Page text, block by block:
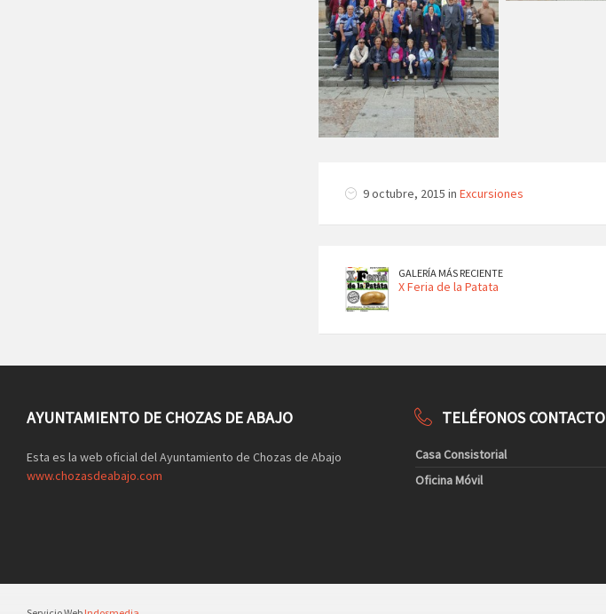
9 octubre, 2015 in Excursiones
GALERÍA MÁS RECIENTE
X Feria de la Patata
AYUNTAMIENTO DE CHOZAS DE ABAJO
Esta es la web oficial del Ayuntamiento de Chozas de Abajo
www.chozasdeabajo.com
TELÉFONOS CONTACTO
Casa Consistorial
Oficina Móvil